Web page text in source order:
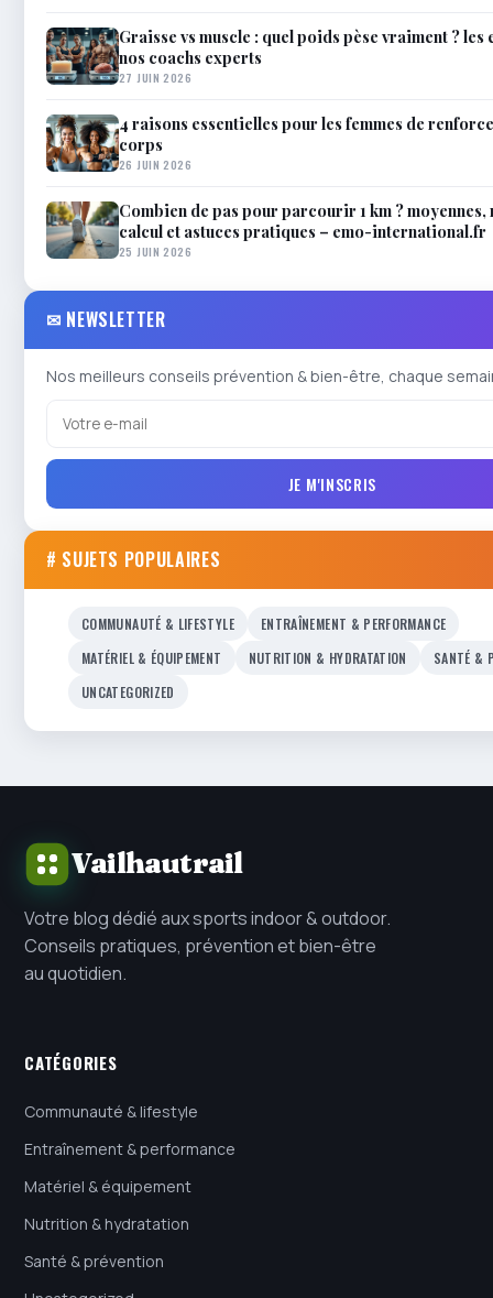
Graisse vs muscle : quel poids pèse vraiment ?
nos coachs experts
27 JUIN 2026
4 raisons essentielles pour les femmes de
corps
26 JUIN 2026
Combien de pas pour parcourir 1 km ? moyennes,
calcul et astuces pratiques – emo-international.fr
25 JUIN 2026
✉ NEWSLETTER
Nos meilleurs conseils prévention & bien-être, chaque
JE M'INSCRIS
# SUJETS POPULAIRES
COMMUNAUTÉ & LIFESTYLE
ENTRAÎNEMENT & PERFORMANCE
MATÉRIEL & ÉQUIPEMENT
NUTRITION & HYDRATATION
SANTÉ &
UNCATEGORIZED
Vailhautrail
Votre blog dédié aux sports indoor & outdoor.
Conseils pratiques, prévention et bien-être
au quotidien.
CATÉGORIES
Communauté & lifestyle
Entraînement & performance
Matériel & équipement
Nutrition & hydratation
Santé & prévention